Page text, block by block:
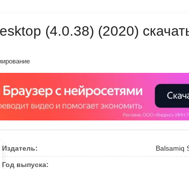
(4.0.38) (2020)
Издатель: Balsamiq
Год выпуска: